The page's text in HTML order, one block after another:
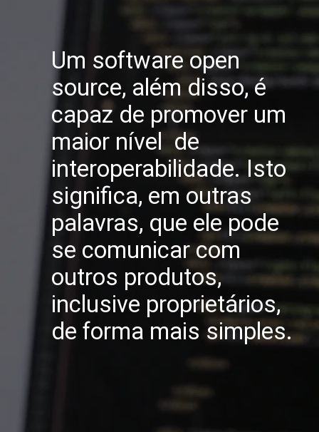
Um software open
source, além disso, é
capaz de promover um
maior nível de
interoperabilidade. Isto
significa, em outras
palavras, que ele pode
se comunicar com
outros produtos,
inclusive proprietários,
de forma mais simples.